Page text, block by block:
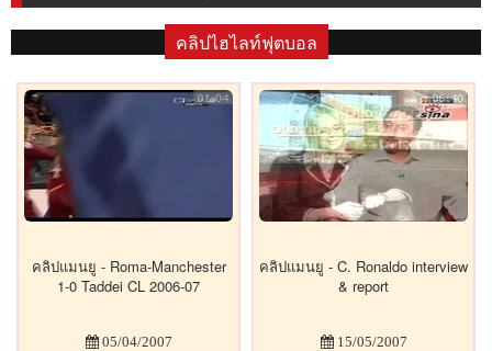
คลิปไฮไลท์ฟุตบอล
คลิปแมนยู - Roma-Manchester
1-0 Taddei CL 2006-07
05/04/2007
คลิปแมนยู - C. Ronaldo interview
& report
15/05/2007